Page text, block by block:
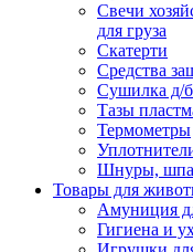
Свечи
для груза
Скатерти
Средства
Сушилка д/
Тазы
Термометры
Шнуры,
Товары для
Амуниция
Гигиена и